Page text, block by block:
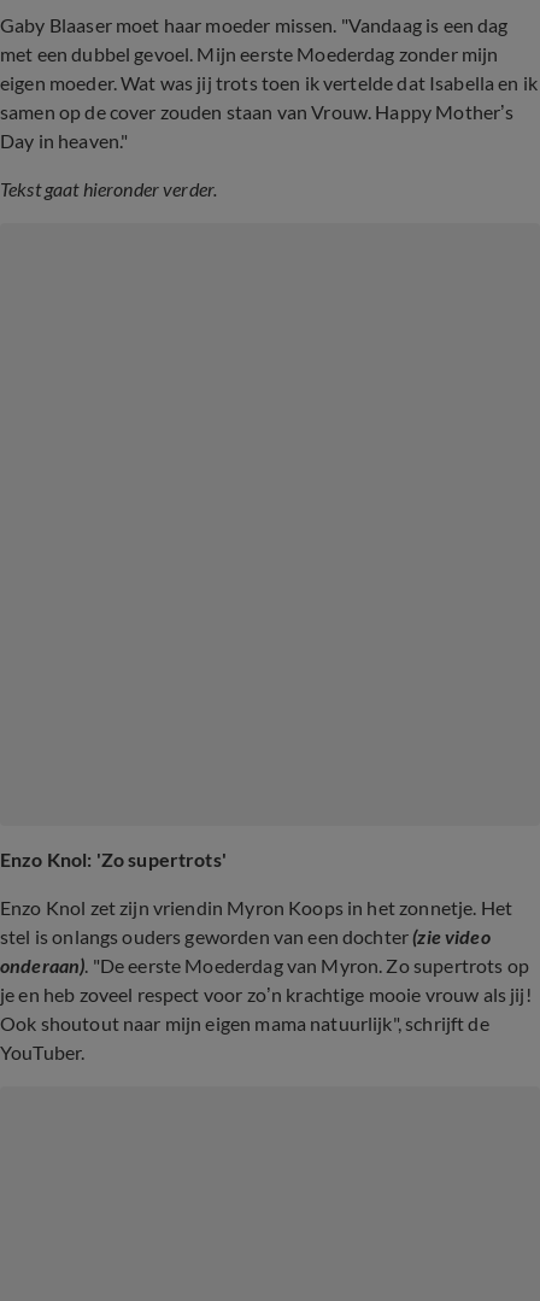
Gaby Blaaser moet haar moeder missen. "Vandaag is een dag
met een dubbel gevoel. Mijn eerste Moederdag zonder mijn
eigen moeder. Wat was jij trots toen ik vertelde dat Isabella en ik
samen op de cover zouden staan van Vrouw. Happy Mother’s
Day in heaven."
Tekst gaat hieronder verder.
Enzo Knol: 'Zo supertrots'
Enzo Knol zet zijn vriendin Myron Koops in het zonnetje. Het
stel is onlangs ouders geworden van een dochter(zie video
onderaan) . "De eerste Moederdag van Myron. Zo supertrots op
je en heb zoveel respect voor zo’n krachtige mooie vrouw als jij!
Ook shoutout naar mijn eigen mama natuurlijk", schrijftde
YouTuber.